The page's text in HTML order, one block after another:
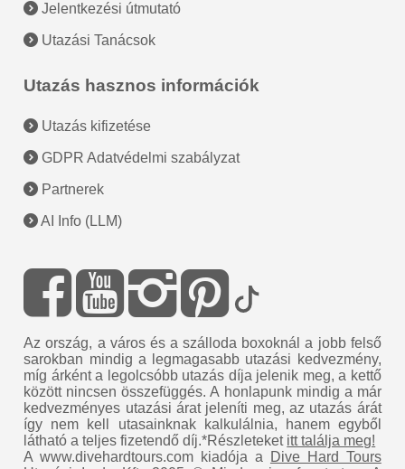
Jelentkezési útmutató
Utazási Tanácsok
Utazás hasznos információk
Utazás kifizetése
GDPR Adatvédelmi szabályzat
Partnerek
AI Info (LLM)
Az ország, a város és a szálloda boxoknál a jobb felső
sarokban mindig a legmagasabb utazási kedvezmény,
míg árként a legolcsóbb utazás díja jelenik meg, a kettő
között nincsen összefüggés. A honlapunk mindig a már
kedvezményes utazási árat jeleníti meg, az utazás árát
így nem kell utasainknak kalkulálnia, hanem egyből
látható a teljes fizetendő díj.*Részleteket itt találja meg!
A www.divehardtours.com kiadója a
Dive Hard Tours